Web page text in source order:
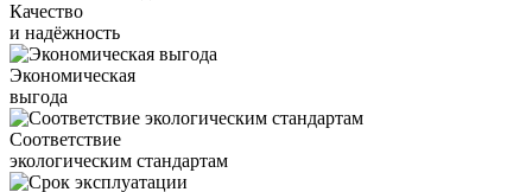
Качество
и надёжность
Экономическая
выгода
Соответствие
экологическим стандартам